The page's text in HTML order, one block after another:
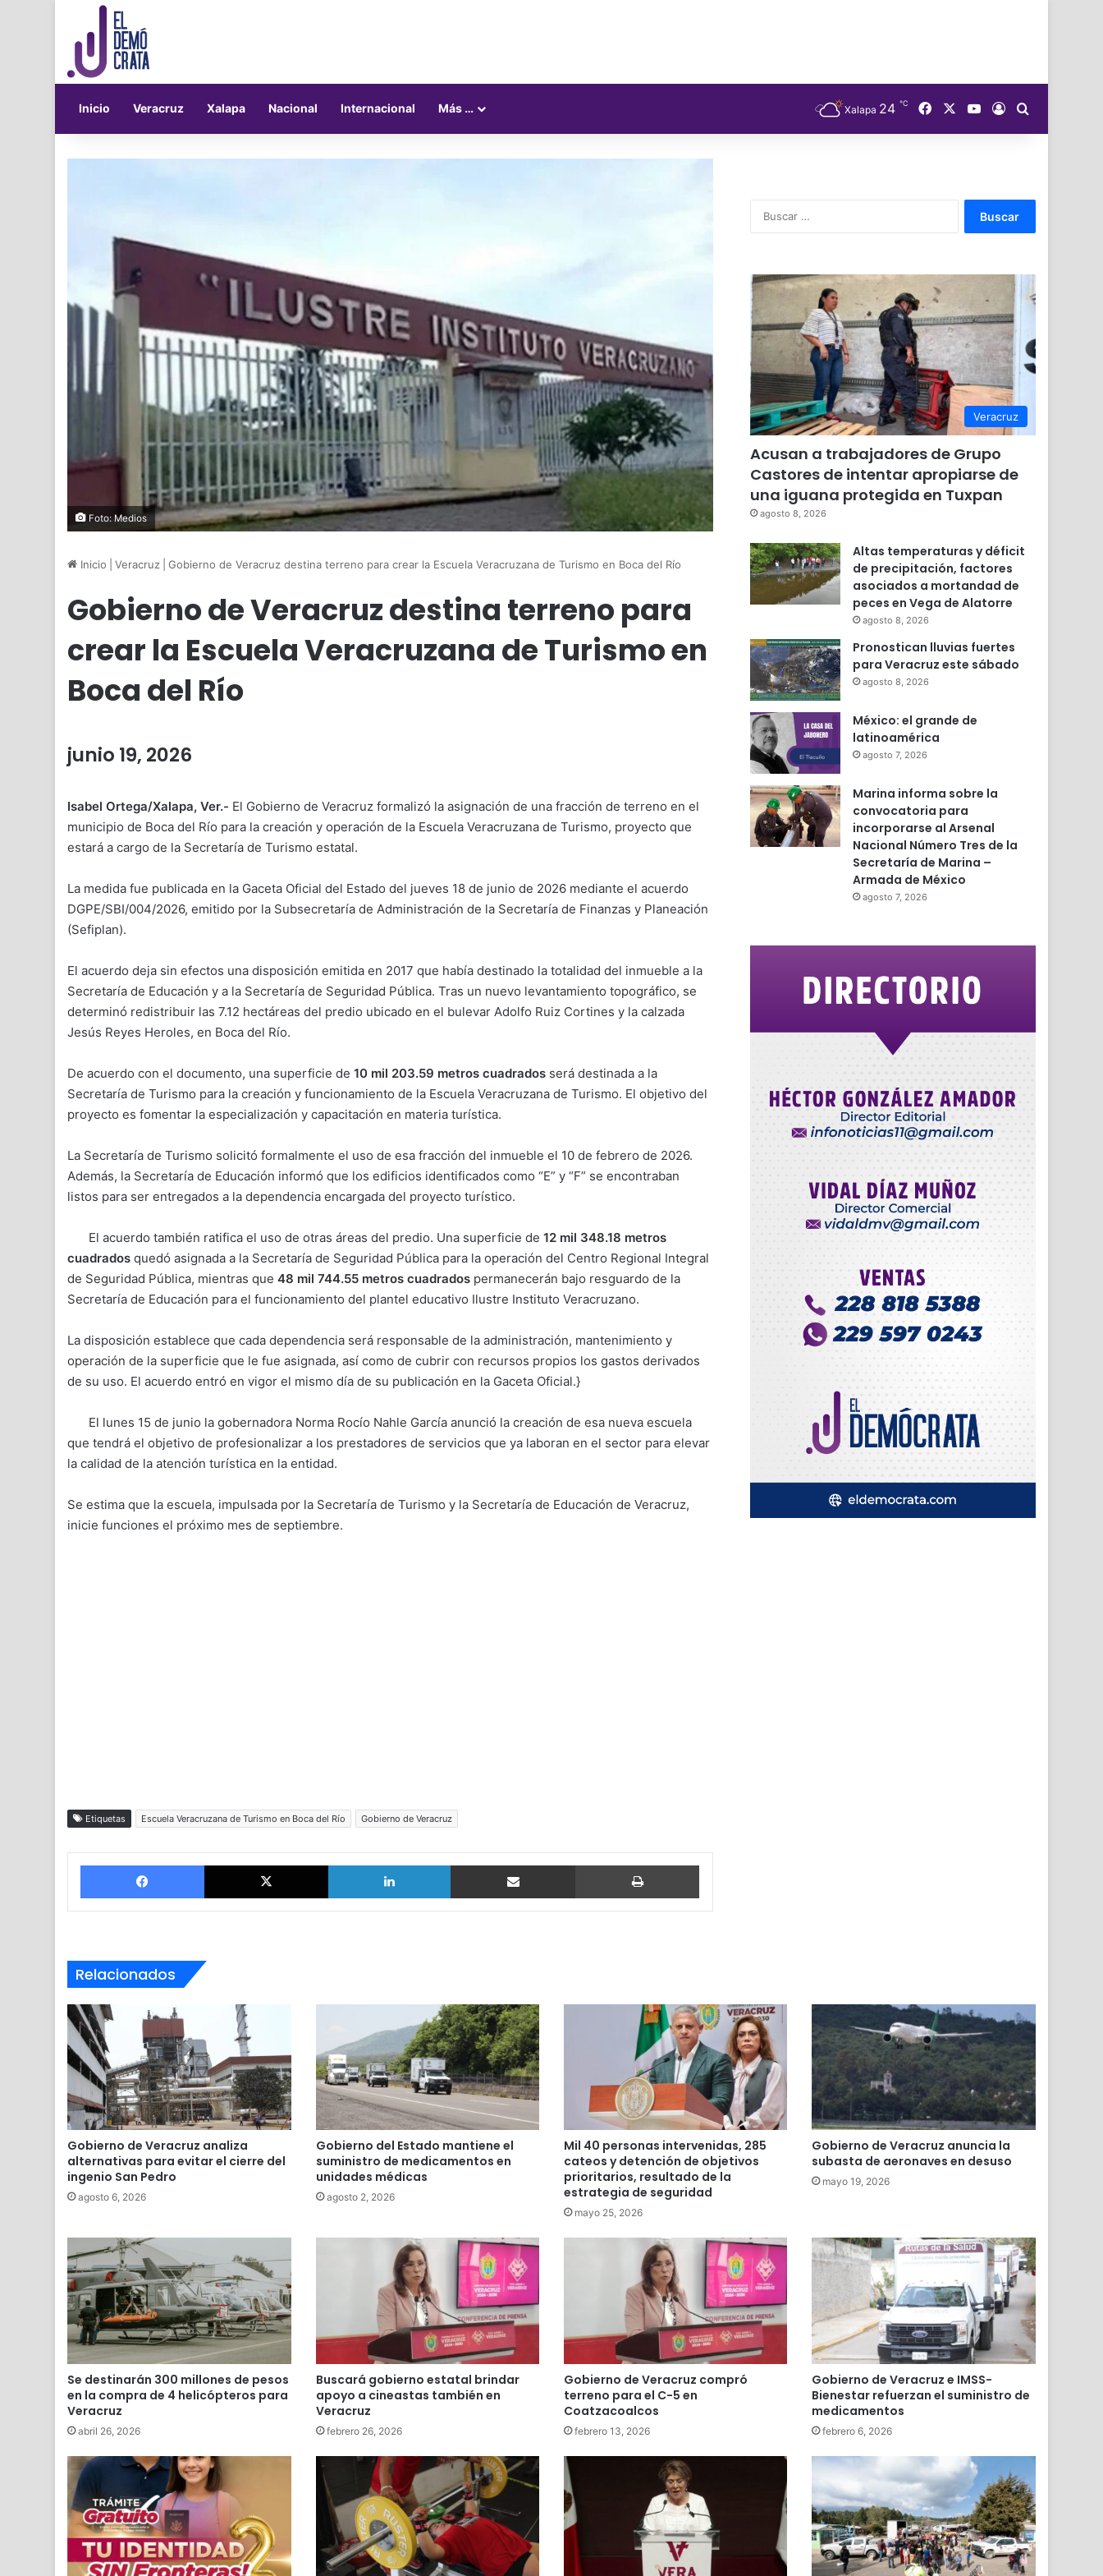
Inicio Veracruz Xalapa Nacional Internacional Más … Xalapa 24 ℃ FacebookYouTube
Acceso
Foto: Medios
Inicio Veracruz Gobierno de Veracruz destina terreno para crear la Escuela Veracruzana de Turismo en Boca del Río
Gobierno de Veracruz destina terreno para
crear la Escuela Veracruzana de Turismo en
Boca del Río
junio 19, 2026
Isabel Ortega/Xalapa, Ver.- El Gobierno de Veracruz formalizó la asignación de una fracción de terreno en el
municipio de Boca del Río para la creación y operación de la Escuela Veracruzana de Turismo, proyecto que
estará a cargo de la Secretaría de Turismo estatal.
La medida fue publicada en la Gaceta Oficial del Estado del jueves 18 de junio de 2026 mediante el acuerdo
DGPE/SBI/004/2026, emitido por la Subsecretaría de Administración de la Secretaría de Finanzas y Planeación
(Sefiplan).
El acuerdo deja sin efectos una disposición emitida en 2017 que había destinado la totalidad del inmueble a la
Secretaría de Educación y a la Secretaría de Seguridad Pública. Tras un nuevo levantamiento topográfico, se
determinó redistribuir las 7.12 hectáreas del predio ubicado en el bulevar Adolfo Ruiz Cortines y la calzada
Jesús Reyes Heroles, en Boca del Río.
De acuerdo con el documento, una superficie de10 mil 203.59 metros cuadrados será destinada a la
Secretaría de Turismo para la creación y funcionamiento de la Escuela Veracruzana de Turismo. El objetivo del
proyecto es fomentar la especialización y capacitación en materia turística.
La Secretaría de Turismo solicitó formalmente el uso de esa fracción del inmueble el 10 de febrero de 2026.
Además, la Secretaría de Educación informó que los edificios identificados como “E” y “F” se encontraban
listos para ser entregados a la dependencia encargada del proyecto turístico.
El acuerdo también ratifica el uso de otras áreas del predio. Una superficie de12 mil 348.18 metros
cuadrados quedó asignada a la Secretaría de Seguridad Pública para la operación del Centro Regional Integral
de Seguridad Pública, mientras que48 mil 744.55 metros cuadrados permanecerán bajo resguardo de la
Secretaría de Educación para el funcionamiento del plantel educativo Ilustre Instituto Veracruzano.
La disposición establece que cada dependencia será responsable de la administración, mantenimiento y
operación de la superficie que le fue asignada, así como de cubrir con recursos propios los gastos derivados
de su uso. El acuerdo entró en vigor el mismo día de su publicación en la Gaceta Oficial.}
El lunes 15 de junio la gobernadora Norma Rocío Nahle García anunció la creación de esa nueva escuela
que tendrá el objetivo de profesionalizar a los prestadores de servicios que ya laboran en el sector para elevar
la calidad de la atención turística en la entidad.
Se estima que la escuela, impulsada por la Secretaría de Turismo y la Secretaría de Educación de Veracruz,
inicie funciones el próximo mes de septiembre.
Etiquetas Escuela Veracruzana de Turismo en Boca del Río Gobierno de Veracruz
Facebook X LinkedIn vía email Imprimir
Veracruz
Acusan a trabajadores de Grupo
Castores de intentar apropiarse de
una iguana protegida en Tuxpan
agosto 8, 2026
Altas temperaturas y déficit
de precipitación, factores
asociados a mortandad de
peces en Vega de Alatorre
agosto 8, 2026
Pronostican lluvias fuertes
para Veracruz este sábado
agosto 8, 2026
México: el grande de
latinoamérica
agosto 7, 2026
Marina informa sobre la
convocatoria para
incorporarse al Arsenal
Nacional Número Tres de la
Secretaría de Marina –
Armada de México
agosto 7, 2026
Relacionados
Gobierno de Veracruz analiza
alternativas para evitar el cierre del
ingenio San Pedro
agosto 6, 2026
Gobierno del Estado mantiene el
suministro de medicamentos en
unidades médicas
agosto 2, 2026
Mil 40 personas intervenidas, 285
cateos y detención de objetivos
prioritarios, resultado de la
estrategia de seguridad
mayo 25, 2026
Gobierno de Veracruz anuncia la
subasta de aeronaves en desuso
mayo 19, 2026
Se destinarán 300 millones de pesos
en la compra de 4 helicópteros para
Veracruz
abril 26, 2026
Buscará gobierno estatal brindar
apoyo a cineastas también en
Veracruz
febrero 26, 2026
Gobierno de Veracruz compró
terreno para el C-5 en
Coatzacoalcos
febrero 13, 2026
Gobierno de Veracruz e IMSS-
Bienestar refuerzan el suministro de
medicamentos
febrero 6, 2026